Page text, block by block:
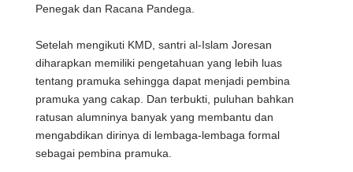
Penegak dan Racana Pandega.
Setelah mengikuti KMD, santri al-Islam Joresan
diharapkan memiliki pengetahuan yang lebih luas
tentang pramuka sehingga dapat menjadi pembina
pramuka yang cakap. Dan terbukti, puluhan bahkan
ratusan alumninya banyak yang membantu dan
mengabdikan dirinya di lembaga-lembaga formal
sebagai pembina pramuka.